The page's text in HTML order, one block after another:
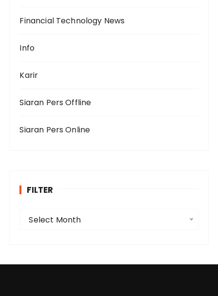
Financial Technology News
Info
Karir
Siaran Pers Offline
Siaran Pers Online
FILTER
e
Select Month